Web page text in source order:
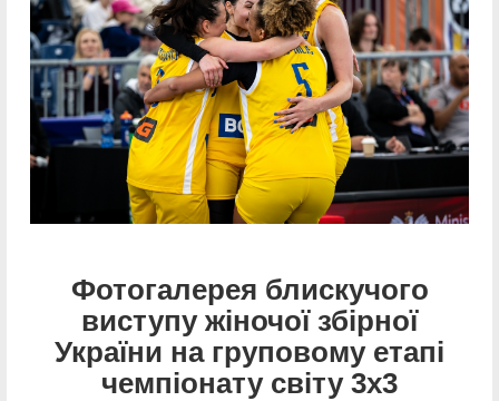
Фотогалерея блискучого
виступу жіночої збірної
України на груповому етапі
чемпіонату світу 3х3